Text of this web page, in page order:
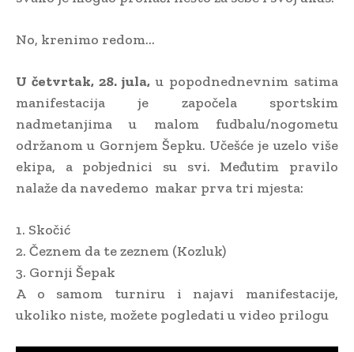
No, krenimo redom…
U četvrtak, 28. jula, u popodnednevnim satima
manifestacija je započela sportskim
nadmetanjima u malom fudbalu/nogometu
održanom u Gornjem Šepku. Učešće je uzelo više
ekipa, a pobjednici su svi. Međutim pravilo
nalaže da navedemo makar prva tri mjesta:
1. Skočić
2. Čeznem da te zeznem (Kozluk)
3. Gornji Šepak
A o samom turniru i najavi manifestacije,
ukoliko niste, možete pogledati u video prilogu